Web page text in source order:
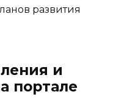
развития
и
портале